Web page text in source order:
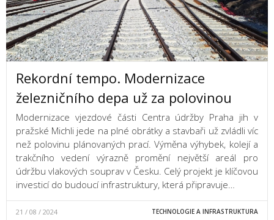
Rekordní tempo. Modernizace
železničního depa už za polovinou
Modernizace vjezdové části Centra údržby Praha jih v
pražské Michli jede na plné obrátky a stavbaři už zvládli víc
než polovinu plánovaných prací. Výměna výhybek, kolejí a
trakčního vedení výrazně promění největší areál pro
údržbu vlakových souprav v Česku. Celý projekt je klíčovou
investicí do budoucí infrastruktury, která připravuje…
21 / 08 / 2024 TECHNOLOGIE A INFRASTRUKTURA